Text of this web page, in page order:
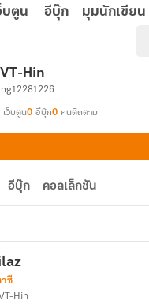
บตูน อีบุ๊ก มุมนักเขียน
Hin
เว็บตูน0 อีบุ๊ก0 คนติดตาม
อีบุ๊ก คอลเล็กชัน
ซี
Hin